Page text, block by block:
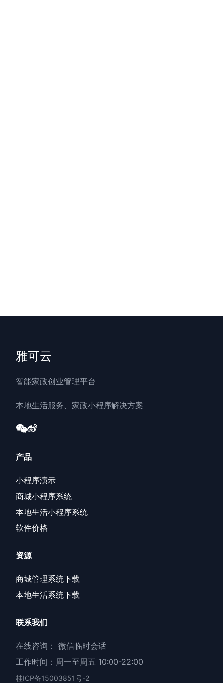
雅可云
智能家政创业管理平台
本地生活服务、家政小程序解决方案
产品
小程序演示
商城小程序系统
本地生活小程序系统
软件价格
资源
商城管理系统下载
本地生活系统下载
联系我们
在线咨询： 微信临时会话
工作时间：周一至周五 10:00-22:00
桂ICP备15003851号-2